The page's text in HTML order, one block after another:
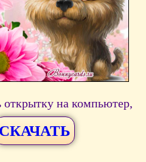
на компьютер,
СКАЧАТЬ